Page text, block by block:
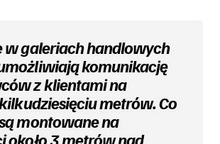
w galeriach handlowych
komunikację
z klientami na
metrów. Co
montowane na
około 3 metrów nad